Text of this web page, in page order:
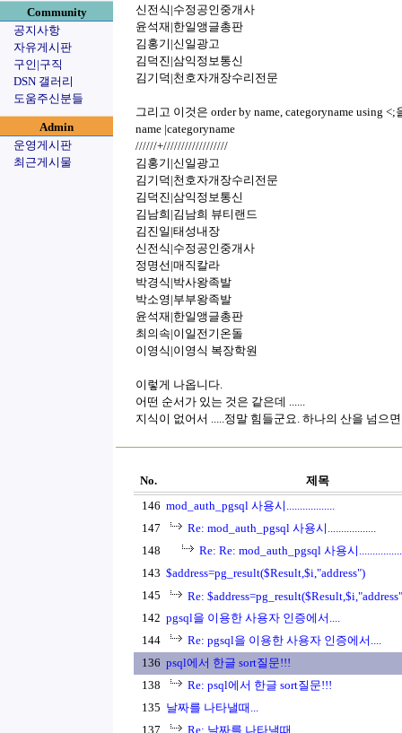
Community
공지사항
자유게시판
구인|구직
DSN 갤러리
도움주신분들
Admin
운영게시판
최근게시물
신전식|수정공인중개사
윤석재|한일앵글총판
김홍기|신일광고
김덕진|삼익정보통신
김기덕|천호자개장수리전문
그리고 이것은 order by name, categoryname using
name |categoryname
//////+//////////////////
김홍기|신일광고
김기덕|천호자개장수리전문
김덕진|삼익정보통신
김남희|김남희 뷰티랜드
김진일|태성내장
신전식|수정공인중개사
정명선|매직칼라
박경식|박사왕족발
박소영|부부왕족발
윤석재|한일앵글총판
최의속|이일전기온돌
이영식|이영식 복장학원
이렇게 나옵니다.
어떤 순서가 있는 것은 같은데 ......
지식이 없어서 .....정말 힘들군요. 하나의 산을 넘으
No.
제목
146 mod_auth_pgsql 사용시..................
147
Re: mod_auth_pgsql 사용시..................
148
Re: Re: mod_auth_pgsql 사용시
143 $address=pg_result($Result,$i,"address")
145
Re:
142 pgsql을 이용한 사용자 인증에서....
144
Re: pgsql을 이용한 사용자 인증에서....
136 psql에서 한글 sort질문!!!
138
Re: psql에서 한글 sort질문!!!
135 날짜를 나타낼때...
137
Re: 날짜를 나타낼때...